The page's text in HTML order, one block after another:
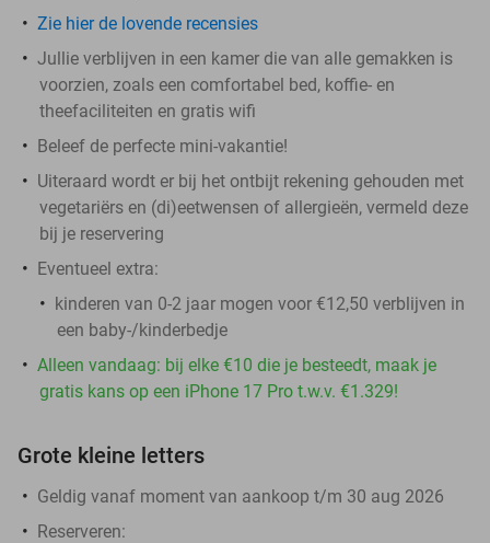
Zie hier de lovende recensies
Jullie verblijven in een kamer die van alle gemakken is
voorzien, zoals een comfortabel bed, koffie- en
theefaciliteiten en gratis wifi
Beleef de perfecte mini-vakantie!
Uiteraard wordt er bij het ontbijt rekening gehouden met
vegetariërs en (di)eetwensen of allergieën, vermeld deze
bij je reservering
Eventueel extra:
kinderen van 0-2 jaar mogen voor €12,50 verblijven in
een baby-/kinderbedje
Alleen vandaag: bij elke €10 die je besteedt, maak je
gratis kans op een iPhone 17 Pro t.w.v. €1.329!
Grote kleine letters
Geldig vanaf moment van aankoop t/m 30 aug 2026
Reserveren: